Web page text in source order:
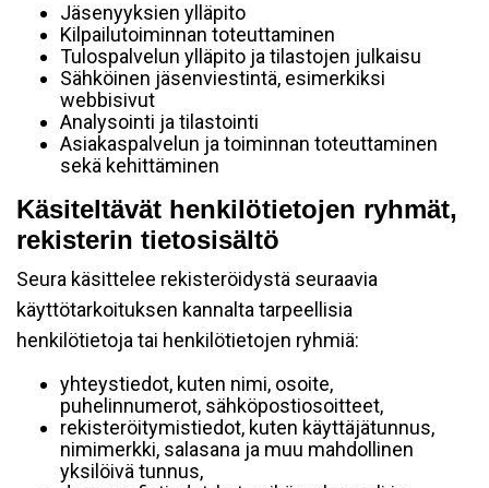
Jäsenyyksien ylläpito
Kilpailutoiminnan toteuttaminen
Tulospalvelun ylläpito ja tilastojen julkaisu
Sähköinen jäsenviestintä, esimerkiksi
webbisivut
Analysointi ja tilastointi
Asiakaspalvelun ja toiminnan toteuttaminen
sekä kehittäminen
Käsiteltävät henkilötietojen ryhmät,
rekisterin tietosisältö
Seura käsittelee rekisteröidystä seuraavia
käyttötarkoituksen kannalta tarpeellisia
henkilötietoja tai henkilötietojen ryhmiä:
yhteystiedot, kuten nimi, osoite,
puhelinnumerot, sähköpostiosoitteet,
rekisteröitymistiedot, kuten käyttäjätunnus,
nimimerkki, salasana ja muu mahdollinen
yksilöivä tunnus,